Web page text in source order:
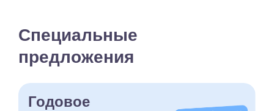
Специальные
предложения
Годовое